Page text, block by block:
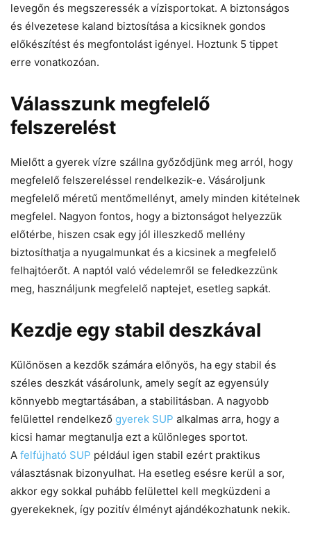
levegőn és megszeressék a vízisportokat. A biztonságos
és élvezetese kaland biztosítása a kicsiknek gondos
előkészítést és megfontolást igényel. Hoztunk 5 tippet
erre vonatkozóan.
Válasszunk megfelelő
felszerelést
Mielőtt a gyerek vízre szállna győződjünk meg arról, hogy
megfelelő felszereléssel rendelkezik-e. Vásároljunk
megfelelő méretű mentőmellényt, amely minden kitételnek
megfelel. Nagyon fontos, hogy a biztonságot helyezzük
előtérbe, hiszen csak egy jól illeszkedő mellény
biztosíthatja a nyugalmunkat és a kicsinek a megfelelő
felhajtóerőt. A naptól való védelemről se feledkezzünk
meg, használjunk megfelelő naptejet, esetleg sapkát.
Kezdje egy stabil deszkával
Különösen a kezdők számára előnyös, ha egy stabil és
széles deszkát vásárolunk, amely segít az egyensúly
könnyebb megtartásában, a stabilitásban. A nagyobb
felülettel rendelkező gyerek SUP alkalmas arra, hogy a
kicsi hamar megtanulja ezt a különleges sportot.
A felfújható SUP például igen stabil ezért praktikus
választásnak bizonyulhat. Ha esetleg esésre kerül a sor,
akkor egy sokkal puhább felülettel kell megküzdeni a
gyerekeknek, így pozitív élményt ajándékozhatunk nekik.